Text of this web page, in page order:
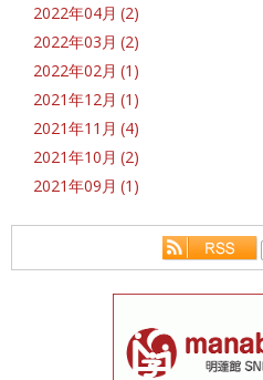
2022年04月 (2)
2022年03月 (2)
2022年02月 (1)
2021年12月 (1)
2021年11月 (4)
2021年10月 (2)
2021年09月 (1)